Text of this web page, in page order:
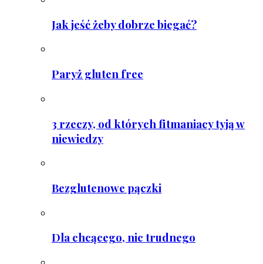
Jak jeść żeby dobrze biegać?
Paryż gluten free
3 rzeczy, od których fitmaniacy tyją w
niewiedzy
Bezglutenowe pączki
Dla chcącego, nic trudnego